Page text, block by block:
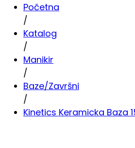
Početna
/
Katalog
/
Manikir
/
Baze/Završni
/
Kinetics Keramicka Baza